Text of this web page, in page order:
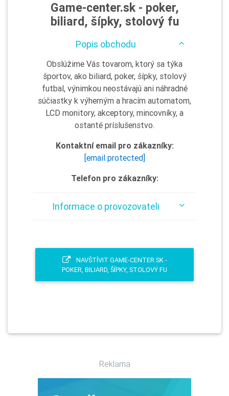
Game-center.sk - poker,
biliard, šípky, stolový fu
Popis obchodu
Obslúžime Vás tovarom, ktorý sa týka
športov, ako biliard, poker, šípky, stolový
futbal, výnimkou neostávajú ani náhradné
súčiastky k výherným a hracím automatom,
LCD monitory, akceptory, mincovníky, a
ostanté príslušenstvo.
Kontaktní email pro zákazníky:
[email protected]
Telefon pro zákazníky:
Informace o provozovateli
NAVŠTÍVIT GAME-CENTER.SK -
POKER, BILIARD, ŠÍPKY, STOLOVÝ FU
Reklama